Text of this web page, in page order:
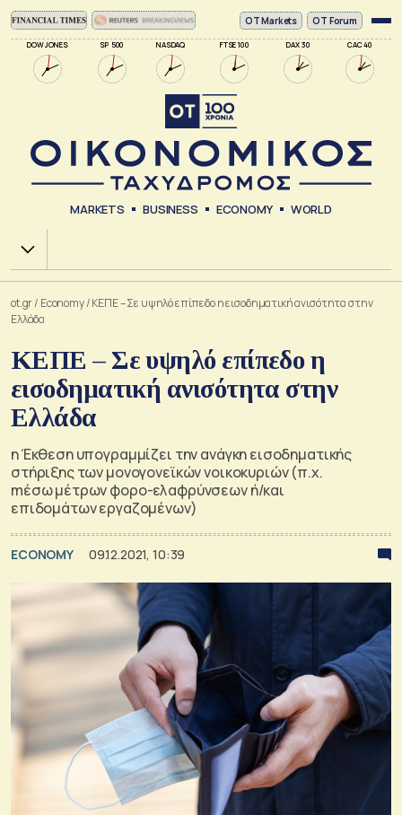
DOW JONES SP 500 NASDAQ FTSE 100 DAX 30 CAC 40
ΟΤ Markets OT Forum
MARKETS BUSINESS ECONOMY WORLD
Χ.Α.
ot.gr/ Economy/ΚΕΠΕ – Σε υψηλό επίπεδο η εισοδηματική ανισότητα στην
Ελλάδα
ΚΕΠΕ – Σε υψηλό επίπεδο η
εισοδηματική ανισότητα στην
Ελλάδα
η Έκθεση υπογραμμίζει την ανάγκη εισοδηματικής
στήριξης των μονογονεϊκών νοικοκυριών (π.χ.
mέσω μέτρων φορο-ελαφρύνσεων ή/και
επιδομάτων εργαζομένων)
ECONOMY 09.12.2021, 10:39